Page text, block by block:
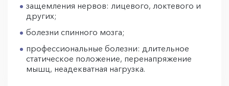
защемления нервов: лицевого, локтевого и
других;
болезни спинного мозга;
профессиональные болезни: длительное
статическое положение, перенапряжение
мышц, неадекватная нагрузка.